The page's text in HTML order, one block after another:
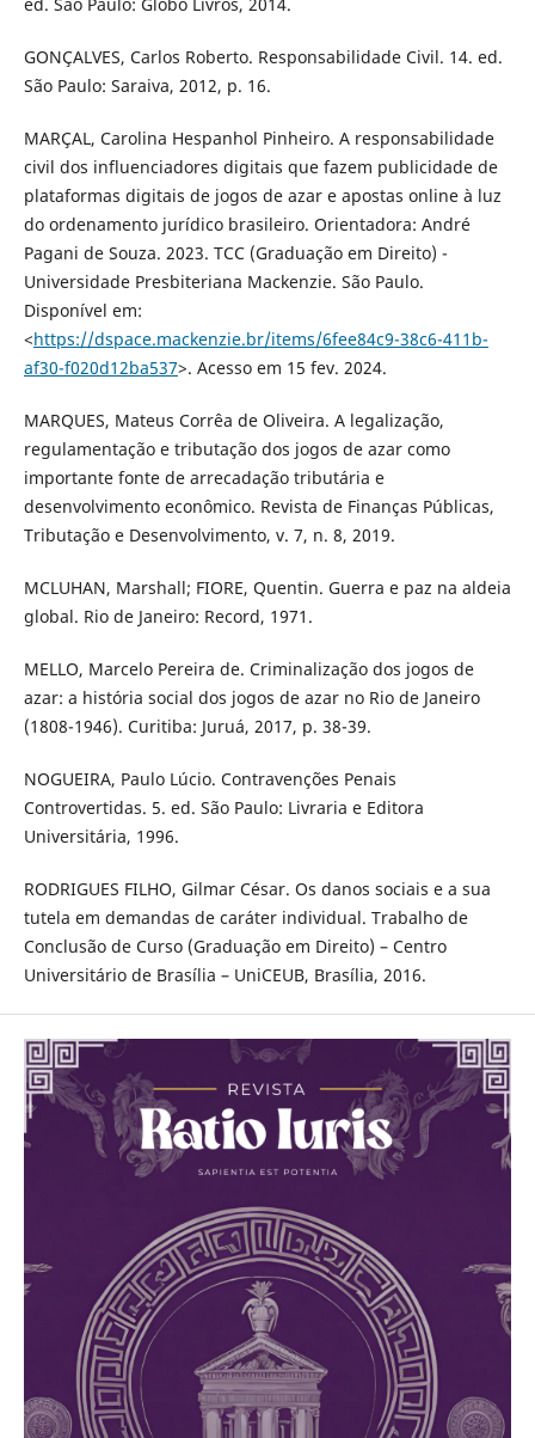
GONÇALVES, Carlos Roberto. Responsabilidade Civil. 14. ed.
São Paulo: Saraiva, 2012, p. 16.
MARÇAL, Carolina Hespanhol Pinheiro. A responsabilidade
civil dos influenciadores digitais que fazem publicidade de
plataformas digitais de jogos de azar e apostas online à luz
do ordenamento jurídico brasileiro. Orientadora: André
Pagani de Souza. 2023. TCC (Graduação em Direito) -
Universidade Presbiteriana Mackenzie. São Paulo.
Disponível em:
<https://dspace.mackenzie.br/items/6fee84c9-38c6-411b-
af30-f020d12ba537>. Acesso em 15 fev. 2024.
MARQUES, Mateus Corrêa de Oliveira. A legalização,
regulamentação e tributação dos jogos de azar como
importante fonte de arrecadação tributária e
desenvolvimento econômico. Revista de Finanças Públicas,
Tributação e Desenvolvimento, v. 7, n. 8, 2019.
MCLUHAN, Marshall; FIORE, Quentin. Guerra e paz na aldeia
global. Rio de Janeiro: Record, 1971.
MELLO, Marcelo Pereira de. Criminalização dos jogos de
azar: a história social dos jogos de azar no Rio de Janeiro
(1808-1946). Curitiba: Juruá, 2017, p. 38-39.
NOGUEIRA, Paulo Lúcio. Contravenções Penais
Controvertidas. 5. ed. São Paulo: Livraria e Editora
Universitária, 1996.
RODRIGUES FILHO, Gilmar César. Os danos sociais e a sua
tutela em demandas de caráter individual. Trabalho de
Conclusão de Curso (Graduação em Direito) – Centro
Universitário de Brasília – UniCEUB, Brasília, 2016.